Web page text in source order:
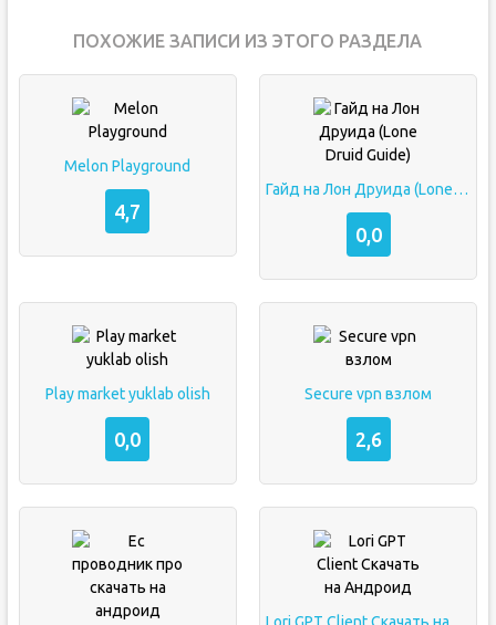
ПОХОЖИЕ ЗАПИСИ ИЗ ЭТОГО РАЗДЕЛА
Melon Playground
4,7
Гайд на Лон Друида (Lone Druid Guide)
0,0
Play market yuklab olish
0,0
Secure vpn взлом
2,6